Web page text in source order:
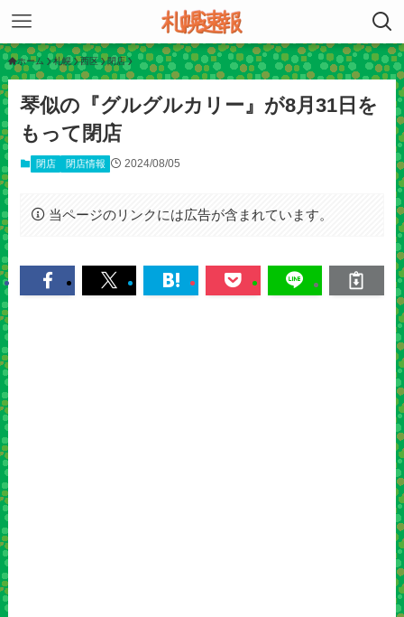
ホーム 札幌 西区 閉店
琴似の『グルグルカリー』が8月31日を
もって閉店
閉店 閉店情報 2024/08/05
当ページのリンクには広告が含まれています。